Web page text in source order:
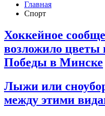
Главная
Спорт
Хоккейное
возложило
Победы в Минске
Лыжи или
между этими